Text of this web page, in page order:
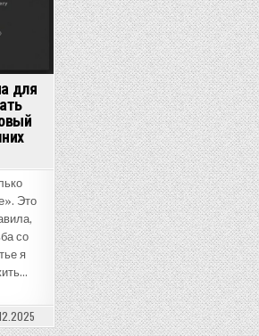
для
Это
со
я